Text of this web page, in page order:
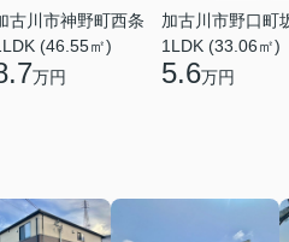
古川市神野町西条
(46.55㎡)
万円
加古川市野口町
1LDK (33.06㎡)
5.6万円